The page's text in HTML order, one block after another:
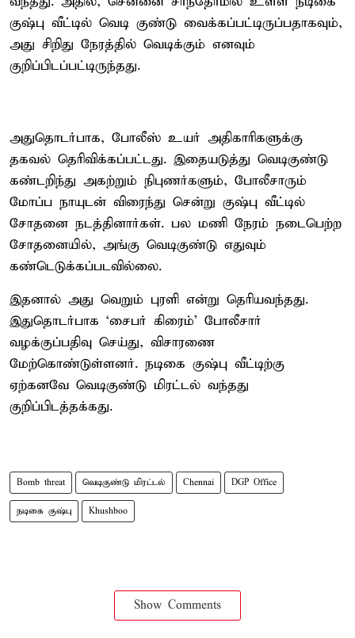
குஷ்பு வீட்டில் வெடி குண்டு வைக்கப்பட்டிருப்பதாகவும்,
அது சிறிது நேரத்தில் வெடிக்கும் எனவும்
குறிப்பிடப்பட்டிருந்தது.
அதுதொடர்பாக, போலீஸ் உயர் அதிகாரிகளுக்கு
தகவல் தெரிவிக்கப்பட்டது. இதையடுத்து வெடிகுண்டு
கண்டறிந்து அகற்றும் நிபுணர்களும், போலீசாரும்
மோப்ப நாயுடன் விரைந்து சென்று குஷ்பு வீட்டில்
சோதனை நடத்தினார்கள். பல மணி நேரம் நடைபெற்ற
சோதனையில், அங்கு வெடிகுண்டு எதுவும்
கண்டெடுக்கப்படவில்லை.
இதனால் அது வெறும் புரளி என்று தெரியவந்தது.
இதுதொடர்பாக ‘சைபர் கிரைம்' போலீசார்
வழக்குப்பதிவு செய்து, விசாரணை
மேற்கொண்டுள்ளனர். நடிகை குஷ்பு வீட்டிற்கு
ஏற்கனவே வெடிகுண்டு மிரட்டல் வந்தது
குறிப்பிடத்தக்கது.
Bomb threat வெடிகுண்டு மிரட்டல் Chennai DGP Office
நடிகை குஷ்பு Khushboo
Show Comments